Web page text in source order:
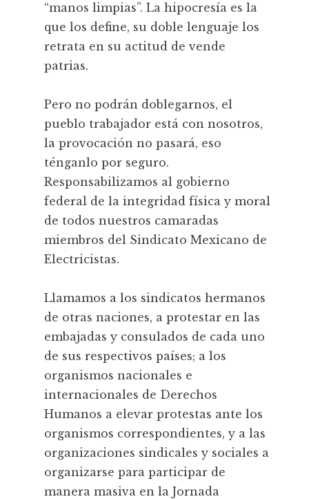
“manos limpias”. La hipocresía es la
que los define, su doble lenguaje los
retrata en su actitud de vende
patrias.
Pero no podrán doblegarnos, el
pueblo trabajador está con nosotros,
la provocación no pasará, eso
ténganlo por seguro.
Responsabilizamos al gobierno
federal de la integridad física y moral
de todos nuestros camaradas
miembros del Sindicato Mexicano de
Electricistas.
Llamamos a los sindicatos hermanos
de otras naciones, a protestar en las
embajadas y consulados de cada uno
de sus respectivos países; a los
organismos nacionales e
internacionales de Derechos
Humanos a elevar protestas ante los
organismos correspondientes, y a las
organizaciones sindicales y sociales a
organizarse para participar de
manera masiva en la Jornada